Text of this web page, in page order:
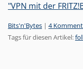
"VPN mit der
Kategorien:
Bits'n'Bytes | 4
Tags für diesen Artikel: